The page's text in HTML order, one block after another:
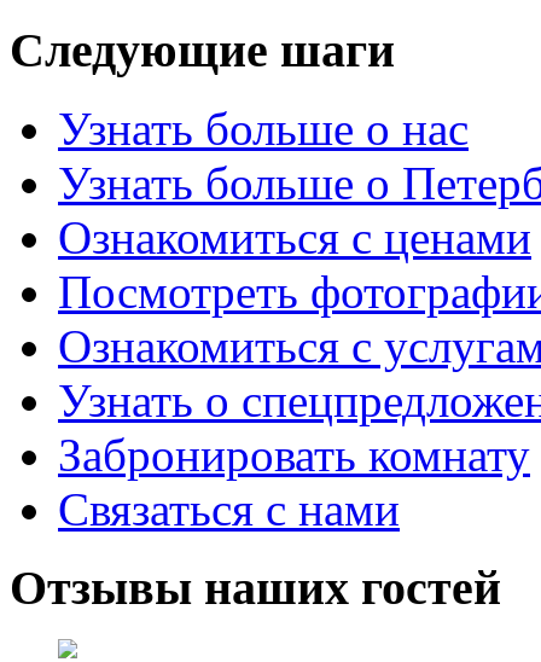
Следующие шаги
Узнать больше о нас
Узнать больше о
Ознакомиться с ценами
Посмотреть
Ознакомиться с
Узнать о
Забронировать комнату
Связаться с нами
Отзывы наших гостей